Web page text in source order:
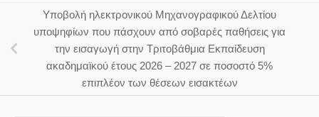
Υποβολή ηλεκτρονικού Μηχανογραφικού Δελτίου
υποψηφίων που πάσχουν από σοβαρές παθήσεις για
την εισαγωγή στην Τριτοβάθμια Εκπαίδευση
ακαδημαϊκού έτους 2026 – 2027 σε ποσοστό 5%
επιπλέον των θέσεων εισακτέων